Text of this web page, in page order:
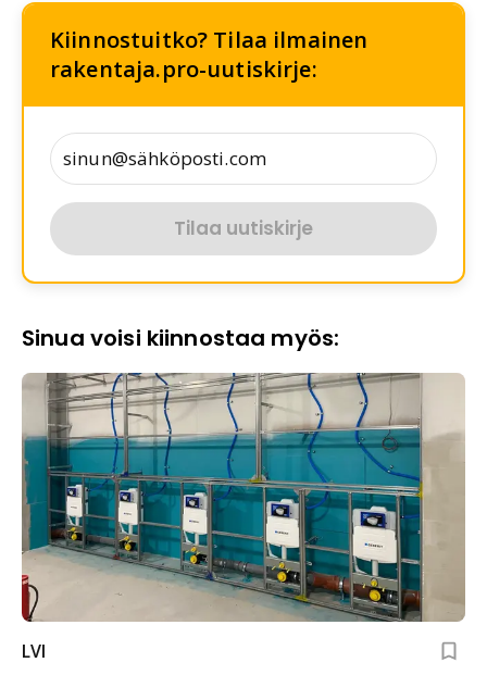
Kiinnostuitko? Tilaa ilmainen
rakentaja.pro-uutiskirje:
Tilaa uutiskirje
Sinua voisi kiinnostaa myös:
LVI